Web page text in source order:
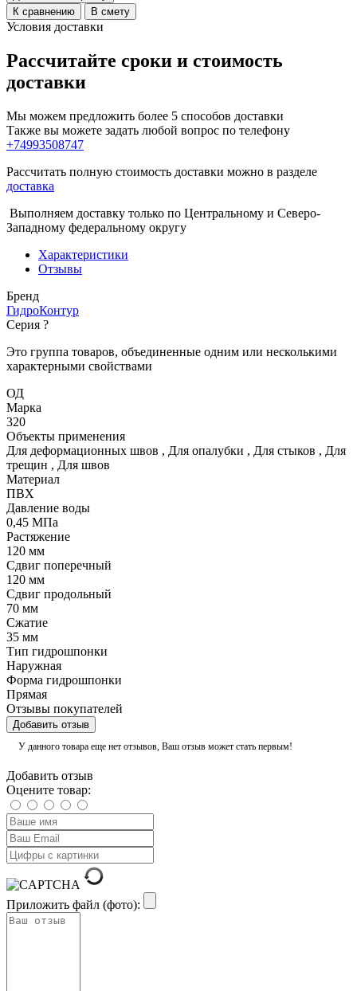
К сравнению
В смету
Условия доставки
Рассчитайте сроки и стоимость
доставки
Мы можем предложить более 5 способов доставки
Также вы можете задать любой вопрос по телефону
+74993508747
Рассчитать полную стоимость доставки можно в разделе
доставка
Выполняем доставку только по Центральному и Северо-
Западному федеральному округу
Характеристики
Отзывы
Бренд
ГидроКонтур
Серия ?
Это группа товаров, объединенные одним или несколькими
характерными свойствами
ОД
Марка
320
Объекты применения
Для деформационных швов , Для опалубки , Для стыков , Для
трещин , Для швов
Материал
ПВХ
Давление воды
0,45 МПа
Растяжение
120 мм
Сдвиг поперечный
120 мм
Сдвиг продольный
70 мм
Сжатие
35 мм
Тип гидрошпонки
Наружная
Форма гидрошпонки
Прямая
Отзывы покупателей
Добавить отзыв
У данного товара еще нет отзывов, Ваш отзыв может стать первым!
Добавить отзыв
Оцените товар:
Приложить файл (фото):